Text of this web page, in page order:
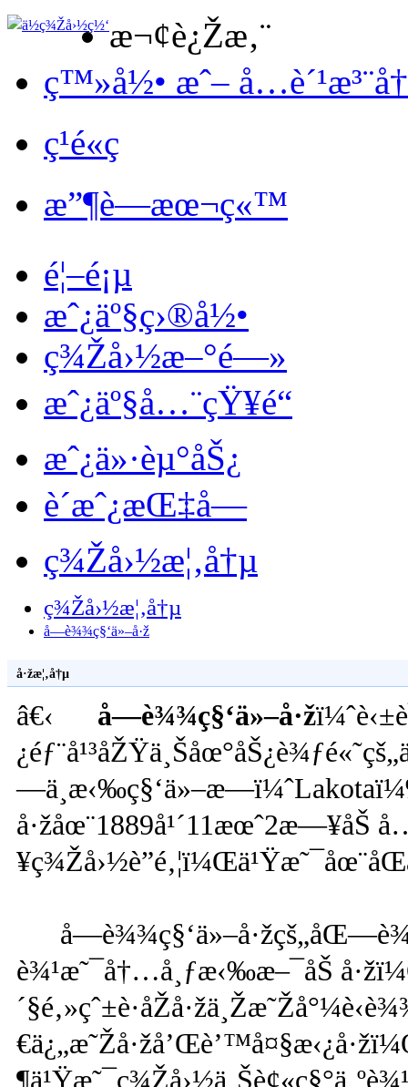
æ¬¢è¿Žæ‚¨
ç™»å½• æˆ–
ç¹é«ç
æ”¶è—æœ¬ç«™
é¦–é¡µ
æˆ¿äº§ç›®å½•
ç¾Žå›½æ–°é—»
æˆ¿äº§å…¨çŸ¥é“
æˆ¿ä»·èµ°åŠ¿
è´­æˆ¿æŒ‡å—
ç¾Žå›½æ¦‚å†µ
ç¾Žå›½æ¦‚å†µ
å—è¾¾ç§‘ä»–å·ž
å·žæ¦‚å†µ
â€‹ å—è¾¾ç§‘ä»–å·ž
å·žåœ¨1889å¹´11æœˆ2æ—¥åŠ
è¾¹æ˜¯å†…å¸ƒæ‹‰æ–¯åŠ